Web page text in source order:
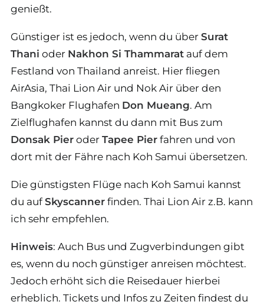
genießt.
Günstiger ist es jedoch, wenn du über Surat
Thani oder Nakhon Si Thammarat auf dem
Festland von Thailand anreist. Hier fliegen
AirAsia, Thai Lion Air und Nok Air über den
Bangkoker Flughafen Don Mueang. Am
Zielflughafen kannst du dann mit Bus zum
Donsak Pier oder Tapee Pier fahren und von
dort mit der Fähre nach Koh Samui übersetzen.
Die günstigsten Flüge nach Koh Samui kannst
du aufSkyscanner finden. Thai Lion Air z.B. kann
ich sehr empfehlen.
Hinweis: Auch Bus und Zugverbindungen gibt
es, wenn du noch günstiger anreisen möchtest.
Jedoch erhöht sich die Reisedauer hierbei
erheblich. Tickets und Infos zu Zeiten findest du